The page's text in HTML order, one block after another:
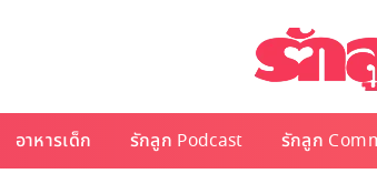
อาหารเด็ก รักลูก Podcast รักลูก